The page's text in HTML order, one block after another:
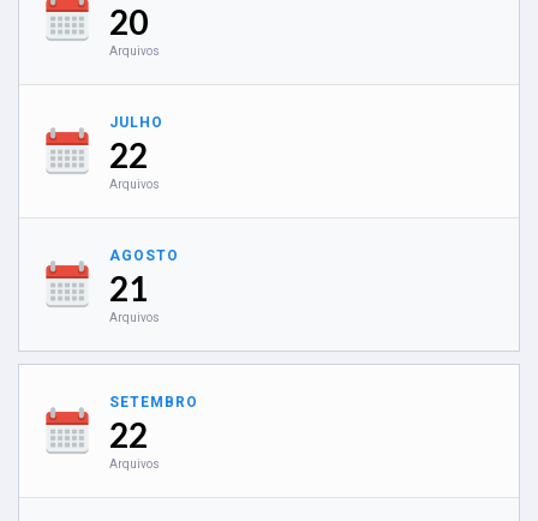
20
Arquivos
JULHO
22
Arquivos
AGOSTO
21
Arquivos
SETEMBRO
22
Arquivos